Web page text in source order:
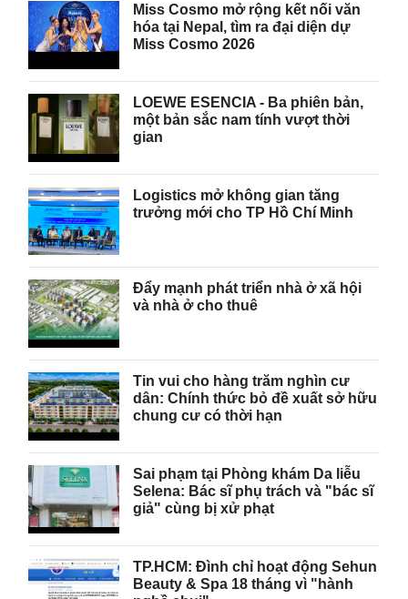
Miss Cosmo mở rộng kết nối văn
hóa tại Nepal, tìm ra đại diện dự
Miss Cosmo 2026
LOEWE ESENCIA - Ba phiên bản,
một bản sắc nam tính vượt thời
gian
Logistics mở không gian tăng
trưởng mới cho TP Hồ Chí Minh
Đẩy mạnh phát triển nhà ở xã hội
và nhà ở cho thuê
Tin vui cho hàng trăm nghìn cư
dân: Chính thức bỏ đề xuất sở hữu
chung cư có thời hạn
Sai phạm tại Phòng khám Da liễu
Selena: Bác sĩ phụ trách và "bác sĩ
giả" cùng bị xử phạt
TP.HCM: Đình chỉ hoạt động Sehun
Beauty & Spa 18 tháng vì "hành